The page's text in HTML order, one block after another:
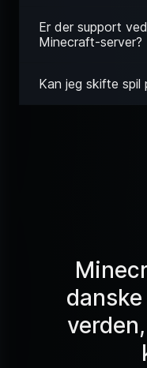
Er der support
Minecraft-server?
Kan jeg skifte spil